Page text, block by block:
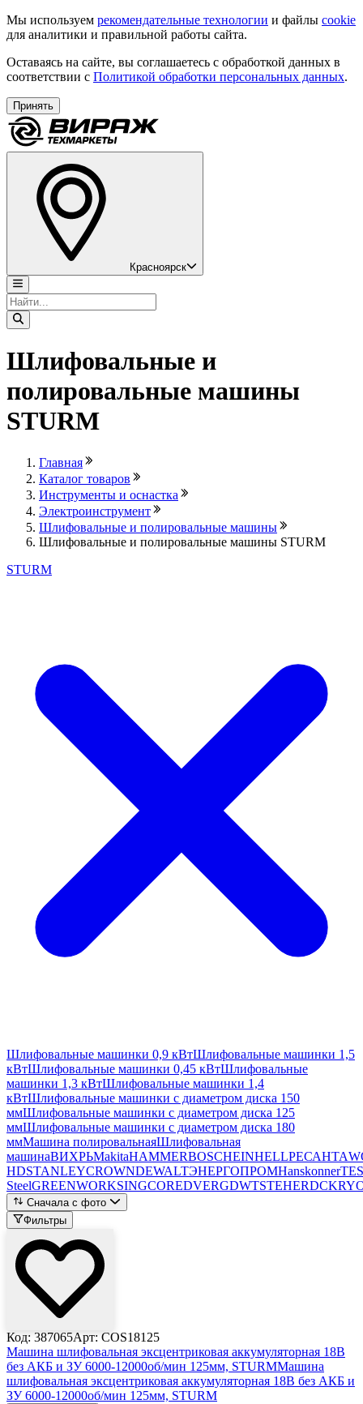
Мы используем рекомендательные технологии и файлы cookie
для аналитики и правильной работы сайта.
Оставаясь на сайте, вы соглашаетесь с обработкой данных в
соответствии с Политикой обработки персональных данных.
Принять
Красноярск
Шлифовальные и
полировальные машины
STURM
Главная
Каталог товаров
Инструменты и оснастка
Электроинструмент
Шлифовальные и полировальные машины
Шлифовальные и полировальные машины STURM
STURM
Шлифовальные машинки 0,9 кВтШлифовальные машинки 1,5
кВтШлифовальные машинки 0,45 кВтШлифовальные
машинки 1,3 кВтШлифовальные машинки 1,4
кВтШлифовальные машинки с диаметром диска 150
ммШлифовальные машинки с диаметром диска 125
ммШлифовальные машинки с диаметром диска 180
ммМашина полировальнаяШлифовальная
машинаВИХРЬMakitaHAMMERBOSCHEINHELLРЕСАНТА
HDSTANLEYCROWNDEWALTЭНЕРГОПРОМHanskonner
SteelGREENWORKSINGCOREDVERGDWTSTEHERDCK
Сначала с фото
Фильтры
Код: 387065Арт: COS18125
Машина шлифовальная эксцентриковая аккумуляторная 18В
без АКБ и ЗУ 6000-12000об/мин 125мм, STURMМашина
шлифовальная эксцентриковая аккумуляторная 18В без АКБ и
ЗУ 6000-12000об/мин 125мм, STURM